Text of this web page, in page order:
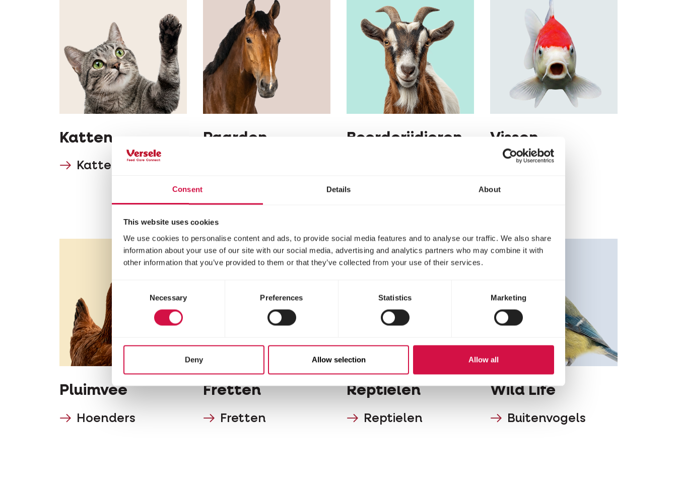
Consent Details About
This website uses cookies
We use cookies to personalise content and ads, to provide social media features and to analyse our traffic. We also share
information about your use of our site with our social media, advertising and analytics partners who may combine it with
other information that you’ve provided to them or that they’ve collected from your use of their services.
Consent
Selection
Necessary Preferences Statistics Marketing
Deny Allow selection Allow all
Katten
Katten
Paarden Boerderijdieren Vissen
Vissen
Pluimvee
Hoenders
Fretten
Fretten
Reptielen
Reptielen
Wild Life
Buitenvogels